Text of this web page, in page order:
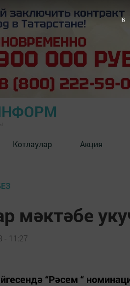
Котлаулар Акция
мәктәбе
- 11:27
“Рәсем “
5